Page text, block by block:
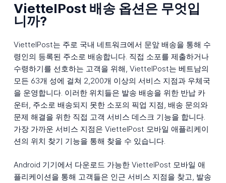
ViettelPost 배송 옵션은 무엇입
니까?
ViettelPost는 주로 국내 네트워크에서 문앞 배송을 통해 수
령인의 등록된 주소로 배송합니다. 직접 소포를 제출하거나
수령하기를 선호하는 고객을 위해, ViettelPost는 베트남의
모든 63개 성에 걸쳐 2,200개 이상의 서비스 지점과 우체국
을 운영합니다. 이러한 위치들은 발송 배송을 위한 반납 카
운터, 주소로 배송되지 못한 소포의 픽업 지점, 배송 문의와
문제 해결을 위한 직접 고객 서비스 데스크 기능을 합니다.
가장 가까운 서비스 지점은 ViettelPost 모바일 애플리케이
션의 위치 찾기 기능을 통해 찾을 수 있습니다.
Android 기기에서 다운로드 가능한 ViettelPost 모바일 애
플리케이션을 통해 고객들은 인근 서비스 지점을 찾고, 발송